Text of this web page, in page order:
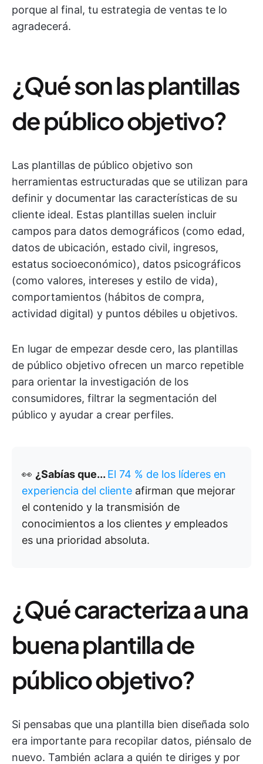
porque al final, tu estrategia de ventas te lo
agradecerá.
¿Qué son las plantillas
de público objetivo?
Las plantillas de público objetivo son
herramientas estructuradas que se utilizan para
definir y documentar las características de su
cliente ideal. Estas plantillas suelen incluir
campos para datos demográficos (como edad,
datos de ubicación, estado civil, ingresos,
estatus socioeconómico), datos psicográficos
(como valores, intereses y estilo de vida),
comportamientos (hábitos de compra,
actividad digital) y puntos débiles u objetivos.
En lugar de empezar desde cero, las plantillas
de público objetivo ofrecen un marco repetible
para orientar la investigación de los
consumidores, filtrar la segmentación del
público y ayudar a crear perfiles.
👀 ¿Sabías que... El 74 % de los líderes en
experiencia del cliente afirman que mejorar
el contenido y la transmisión de
conocimientos a los clientes y empleados
es una prioridad absoluta.
¿Qué caracteriza a una
buena plantilla de
público objetivo?
Si pensabas que una plantilla bien diseñada solo
era importante para recopilar datos, piénsalo de
nuevo. También aclara a quién te diriges y por